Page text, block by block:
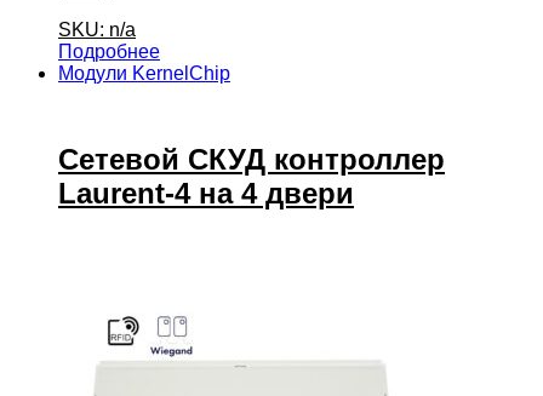
SKU: n/a
Подробнее
Модули KernelChip
Сетевой СКУД контроллер
Laurent-4 на 4 двери